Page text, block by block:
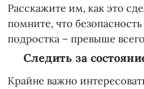
Расскажите им, как это
помните, что
подростка – превыше
Следить за
Крайне важно